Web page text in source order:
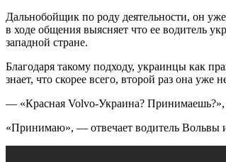
Дальнобойщик по роду деятельности, он
в ходе общения выясняет что ее водитель
западной стране.
Благодаря такому подходу, украинцы как
знает, что скорее всего, второй раз она
— «Красная Volvo-Украина?
«Принимаю», — отвечает водитель Вольвы